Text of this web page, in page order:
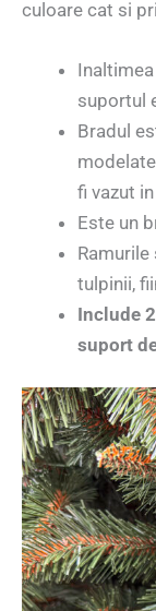
culoare cat si
suportul
Bradul
fi vazut
Este un
tulpinii,
Include
suport